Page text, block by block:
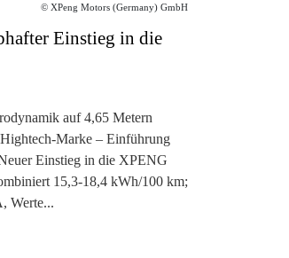
© XPeng Motors (Germany) GmbH
Einstieg in die
auf 4,65 Metern
Marke – Einführung
Einstieg in die XPENG
15,3-18,4 kWh/100 km;
Werte...